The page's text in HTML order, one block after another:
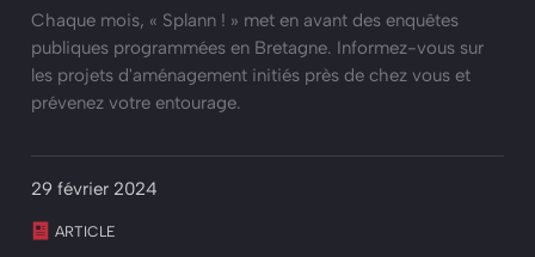
Chaque mois, « Splann ! » met en avant des enquêtes
publiques programmées en Bretagne. Informez-vous sur
les projets d'aménagement initiés près de chez vous et
prévenez votre entourage.
29 février 2024
ARTICLE